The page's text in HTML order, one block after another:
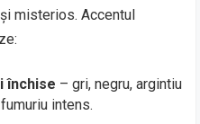
misterios. Accentul
închise – gri, negru, argintiu
intens.